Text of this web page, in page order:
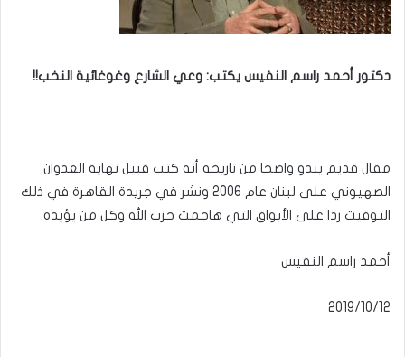
دكتور أحمد راسم النفيس يكتب: وعي الشارع وغوغائية النخب!!
مقال قديم يبدو واضحا من تاريخه أنه كتب قبيل نهاية العدوان
الصهيوني على لبنان عام 2006 ونشر في جريدة القاهرة في ذلك
التوقيت ردا على الأبواق التي هاجمت حزب الله وكل من يؤيده.
أحمد راسم النفيس